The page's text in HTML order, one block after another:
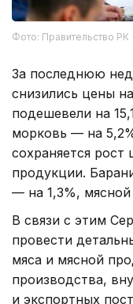
Фото: Правительство РК
За последнюю
снизились цены
подешевели на
морковь — на
сохраняется
продукции.
— на 1,3%,
В связи с этим
провести
мяса и мясной
производства,
и экспортных